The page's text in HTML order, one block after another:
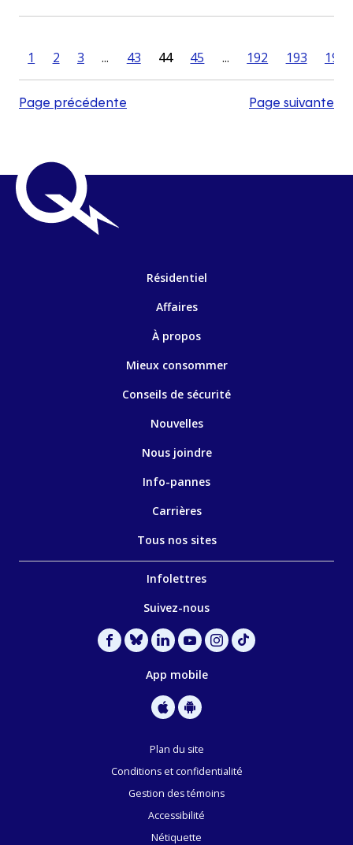
1 2 3 ... 43 44 45 ... 192 193 194
Page précédente Page suivante
Résidentiel
Affaires
À propos
Mieux consommer
Conseils de sécurité
Nouvelles
Nous joindre
Info-pannes
Carrières
Tous nos sites
Infolettres
Suivez-nous
App mobile
Plan du site
Conditions et confidentialité
Gestion des témoins
Accessibilité
Nétiquette